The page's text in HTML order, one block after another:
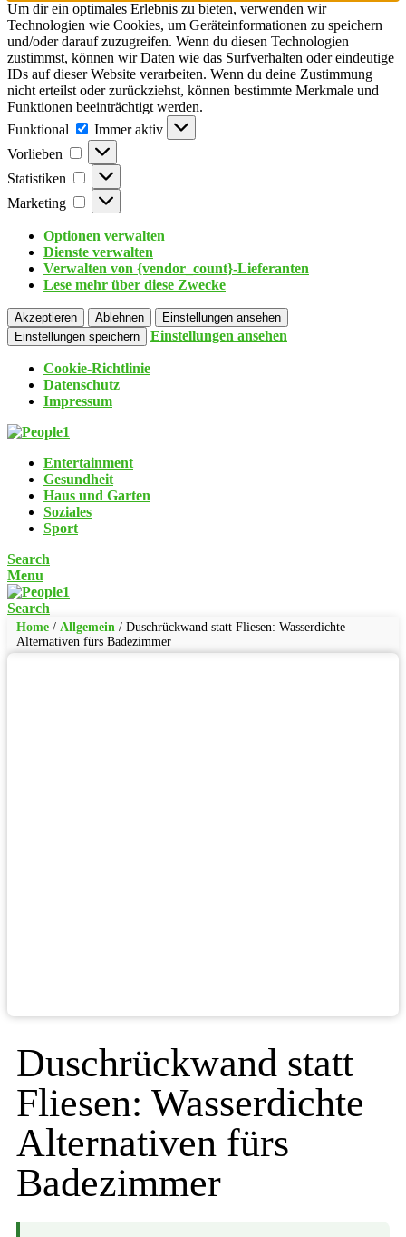
Um dir ein optimales Erlebnis zu bieten, verwenden wir
Technologien wie Cookies, um Geräteinformationen zu speichern
und/oder darauf zuzugreifen. Wenn du diesen Technologien
zustimmst, können wir Daten wie das Surfverhalten oder eindeutige
IDs auf dieser Website verarbeiten. Wenn du deine Zustimmung
nicht erteilst oder zurückziehst, können bestimmte Merkmale und
Funktionen beeinträchtigt werden.
Funktional
Immer aktiv
Vorlieben
Statistiken
Marketing
Optionen verwalten
Dienste verwalten
Verwalten von {vendor_count}-Lieferanten
Lese mehr über diese Zwecke
Akzeptieren Ablehnen
Einstellungen ansehen
Einstellungen speichern
Einstellungen ansehen
Cookie-Richtlinie
Datenschutz
Impressum
Entertainment
Gesundheit
Haus und Garten
Soziales
Sport
Search
Menu
Search
Home / Allgemein / Duschrückwand statt Fliesen: Wasserdichte
Alternativen fürs Badezimmer
Duschrückwand statt
Fliesen: Wasserdichte
Alternativen fürs
Badezimmer